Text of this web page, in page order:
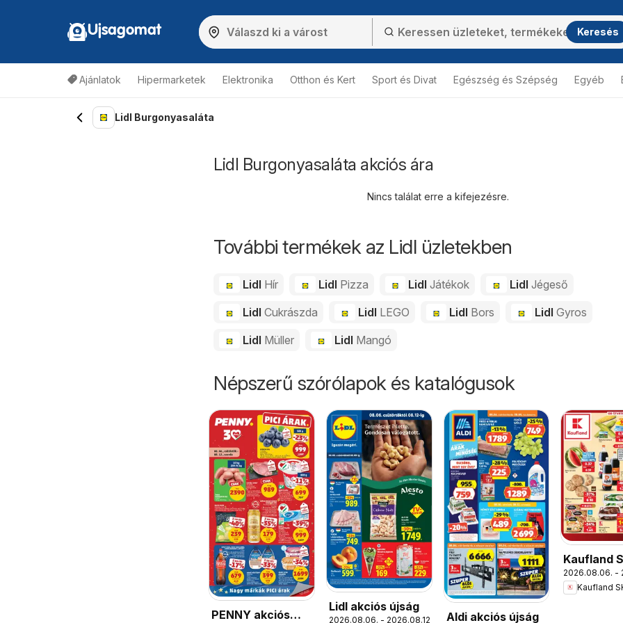
Ujsagomat Keresés
Ajánlatok Hipermarketek Elektronika Otthon és Kert Sport és Divat Egészség és Szépség Egyéb
Lidl Burgonyasaláta
Lidl Burgonyasaláta akciós ára
Nincs találat erre a kifejezésre.
További termékek az Lidl üzletekben
Lidl Hír Lidl Pizza LidlJátékok LidlJégeső
Lidl Cukrászda Lidl LEGO Lidl Bors LidlGyros
Lidl Müller Lidl Mangó
Népszerű szórólapok és katalógusok
PENNY akciós
Lidl akciós újság
2026.08.06. - 2026.08.12.
Aldi akciós újság
Kaufland
akciós
2026.08.06. -
Kaufland